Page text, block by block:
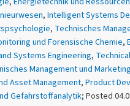
, Intelligent Systems
, Technisches
und Forensische Chemie,
Systems Engineering,
Management und Marketing
Asset Management, Product
Gefahrstoffanalytik; Posted